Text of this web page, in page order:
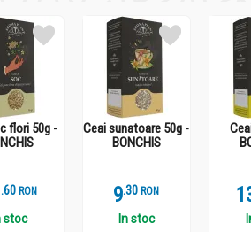
Acestea contribuie la
din plante este indicat atât în scop
fi incluse în rutina zilnică pentru
flori 50g -
.6 RON
stoc
Ceai sunatoare 50g -
BONCHIS
9.3 RON
In stoc